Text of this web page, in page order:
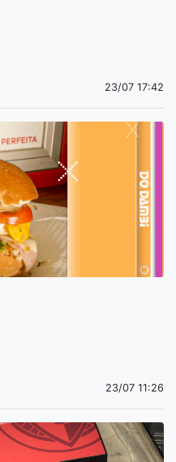
23/07 17:42
23/07 11:26